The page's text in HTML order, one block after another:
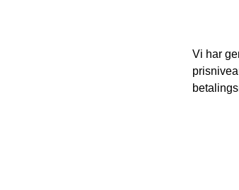
Vi har